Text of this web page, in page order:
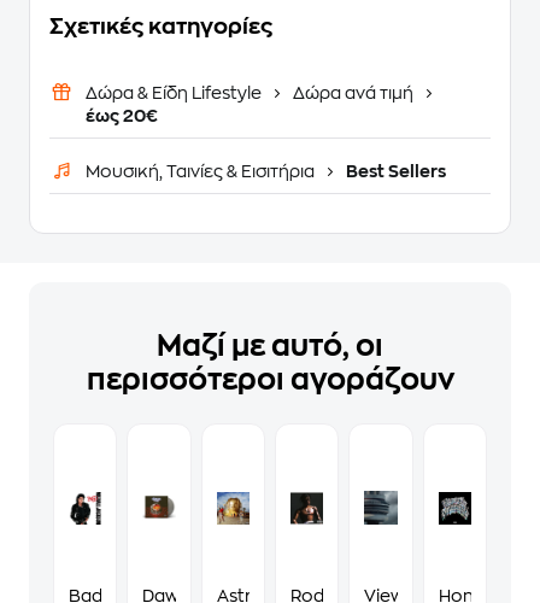
Σχετικές κατηγορίες
Δώρα & Είδη Lifestyle
Δώρα ανά τιμή
έως 20€
Μουσική, Ταινίες & Εισιτήρια Best Sellers
Μαζί με αυτό, οι
περισσότεροι αγοράζουν
Bad
Dawn
AstroworldRodeo Views
Honestly,